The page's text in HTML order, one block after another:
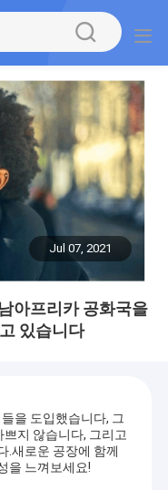
Jul 07, 2021
아프리카 공화국을
있습니다
을 도입했습니다, 그
지 않습니다, 그리고
.새로운 공장에 함께
을 느껴보세요!